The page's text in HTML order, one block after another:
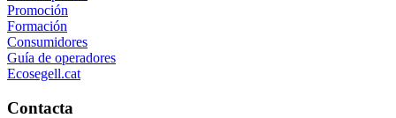
Promoción
Formación
Consumidores
Guía de operadores
Ecosegell.cat
Contacta